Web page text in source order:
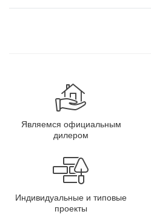
Являемся официальным
дилером
Индивидуальные и типовые
проекты